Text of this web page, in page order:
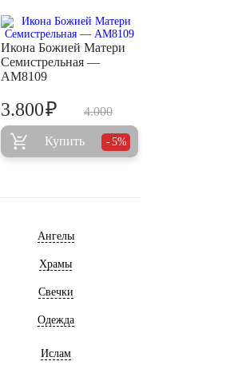
Икона Божией Матери
Семистрельная —
AM8109
4.000
3.800₽
Купить 5%
Ангелы
Храмы
Свечки
Одежда
Ислам